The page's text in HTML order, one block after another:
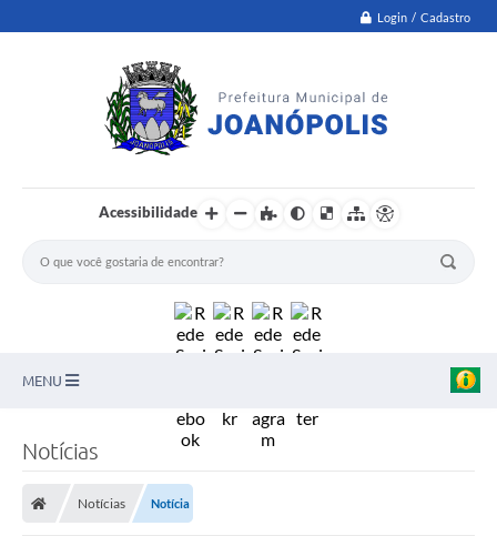
Login / Cadastro
Acessibilidade
MENU
Notícias
Notícias Notícia